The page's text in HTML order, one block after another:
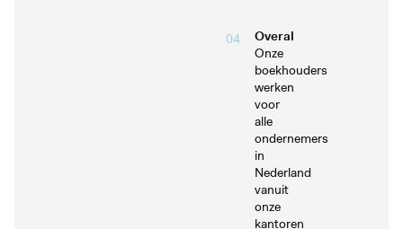
04
Overal
Onze
boekhouders
werken
voor
alle
ondernemers
in
Nederland
vanuit
onze
kantoren